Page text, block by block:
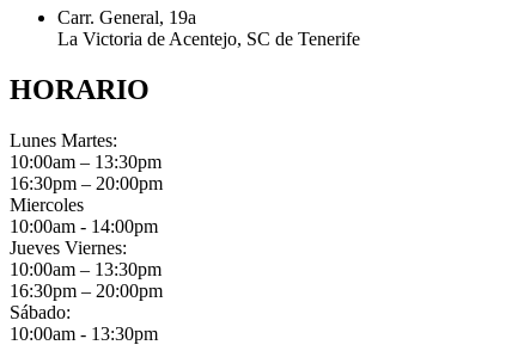
Carr. General, 19a
La Victoria de Acentejo, SC de Tenerife
HORARIO
Lunes Martes:
10:00am – 13:30pm
16:30pm – 20:00pm
Miercoles
10:00am - 14:00pm
Jueves Viernes:
10:00am – 13:30pm
16:30pm – 20:00pm
Sábado:
10:00am - 13:30pm